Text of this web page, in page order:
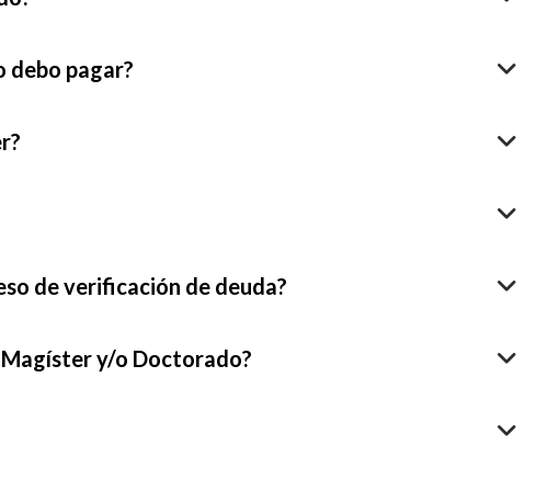
debo pagar?
de verificación de deuda?
Magíster y/o Doctorado?